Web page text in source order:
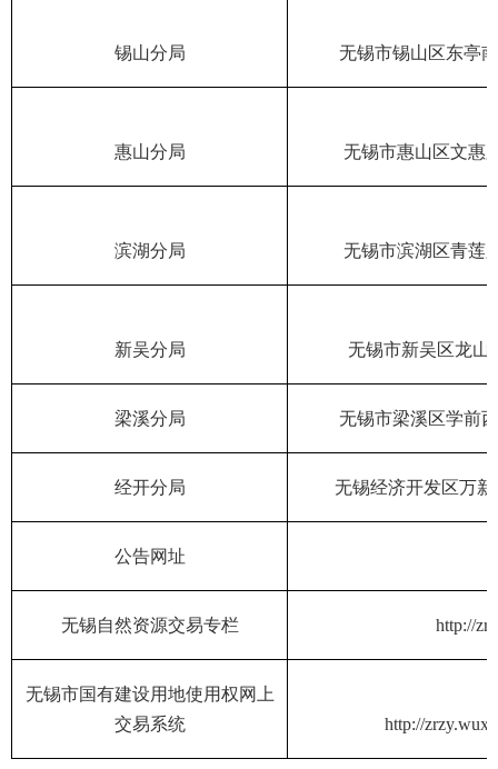
锡山分局 无锡市锡山区东亭
惠山分局 无锡市惠山区文惠
滨湖分局 无锡市滨湖区青莲
新吴分局 无锡市新吴区龙山
梁溪分局 无锡市梁溪区学前
经开分局 无锡经济开发区万新
公告网址
无锡自然资源交易专栏 http://
无锡市国有建设用地使用权网上
交易系统
http://